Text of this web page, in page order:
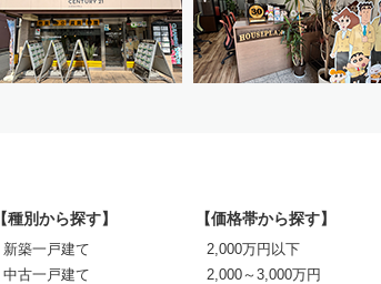
【種別から探す】
新築一戸建て
中古一戸建て
【価格帯から探す】
2,000万円以下
2,000～3,000万円